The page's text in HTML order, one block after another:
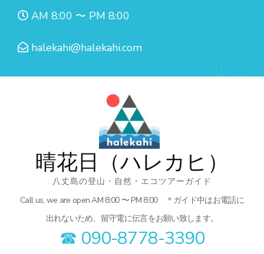
ツ
AM 8:00 〜 PM 8:00
halekahi@halekahi.com
晴花日（ハレカヒ）
八丈島の登山・自然・エコツアーガイド
Call us, we are open AM 8:00 〜 PM 8:00 ＊ガイド中はお電話に
出れないため、留守電に伝言をお願い致します。
☎︎ 090-8778-3390